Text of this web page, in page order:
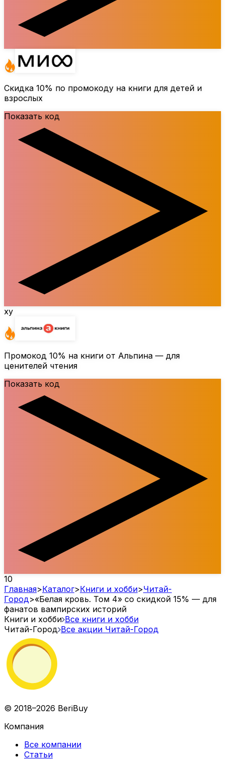
Скидка 10% по промокоду на книги для детей и
взрослых
Показать код
xy
Промокод 10% на книги от Альпина — для
ценителей чтения
Показать код
10
Главная>Каталог>Книги и хобби>Читай-
Город>«Белая кровь. Том 4» со скидкой 15% — для
фанатов вампирских историй
Книги и хобби Все книги и хобби
Читай-Город Все акции Читай-Город
© 2018–2026 BeriBuy
Компания
Все компании
Статьи